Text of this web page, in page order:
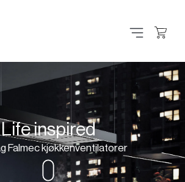
Life inspired
Falmec kjøkkenventilatorer